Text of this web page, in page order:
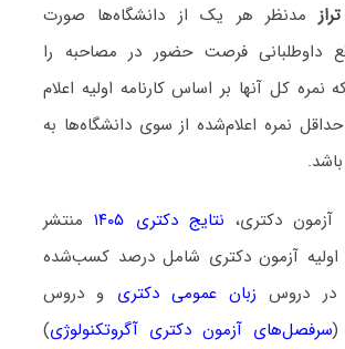
مدنظر هر یک از دانشگاه‌ها صورت
داوطلبانی فرصت حضور در مصاحبه را
کل آنها بر اساس کارنامه اولیه اعلام
حداقل نمره اعلام‌شده از سوی دانشگاه‌ها به
دکتری، نتایج دکتری ۱۴۰۵
منتشر
اولیه آزمون دکتری شامل درصد کسب‌شده
در دروس زبان عمومی دکتری و دروس
(سرفصل‌های آزمون دکتری آگروتکنولوژی)